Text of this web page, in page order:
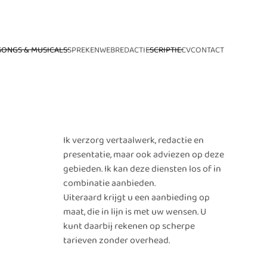
& MUSICALSSPREKENWEBREDACTIESCRIPTIECVCONTACT
Ik verzorg vertaalwerk, redactie en
presentatie, maar ook adviezen op deze
gebieden. Ik kan deze diensten los of in
combinatie aanbieden.
Uiteraard krijgt u een aanbieding op
maat, die in lijn is met uw wensen. U
kunt daarbij rekenen op scherpe
tarieven zonder overhead.